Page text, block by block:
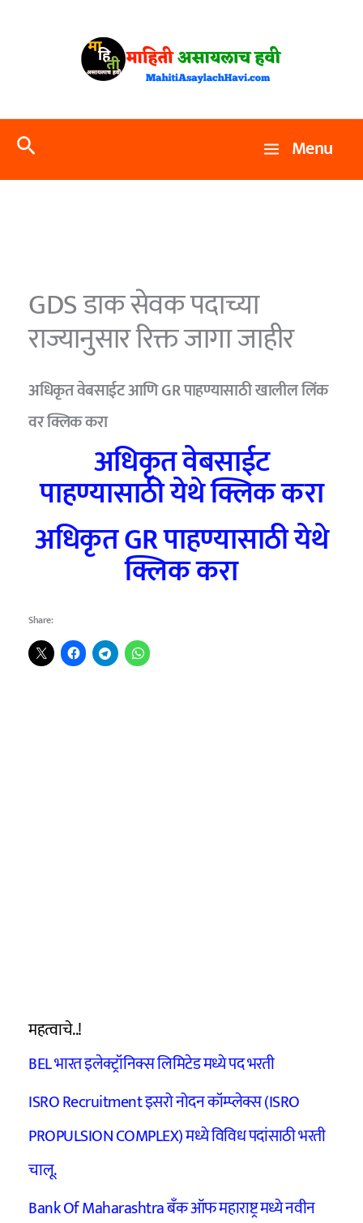
Search Menu
GDS डाक सेवक पदाच्या
राज्यानुसार रिक्त जागा जाहीर
अधिकृत वेबसाईट आणि GR पाहण्यासाठी खालील लिंक
वर क्लिक करा
अधिकृत वेबसाईट
पाहण्यासाठी येथे क्लिक करा
अधिकृत GR पाहण्यासाठी येथे
क्लिक करा
Share:
महत्वाचे..!
BEL भारत इलेक्ट्रॉनिक्स लिमिटेड मध्ये पद भरती
ISRO Recruitment इसरो नोदन कॉम्प्लेक्स (ISRO
PROPULSION COMPLEX) मध्ये विविध पदांसाठी भरती
चालू.
Bank Of Maharashtra बँक ऑफ महाराष्ट्र मध्ये नवीन